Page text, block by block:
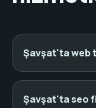
Şavşat'ta web
Şavşat'ta seo